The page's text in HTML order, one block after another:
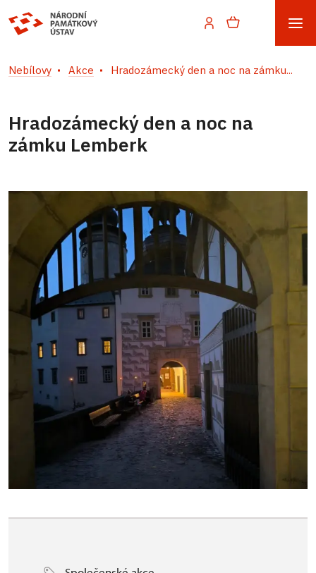
Nebílovy Akce Hradozámecký den a noc na zámku...
Hradozámecký den a noc na
zámku Lemberk